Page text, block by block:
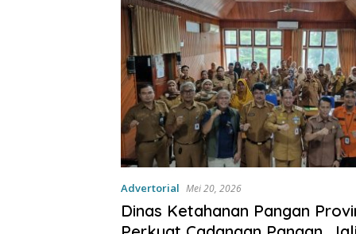
Advertorial Mei 20, 2026
Dinas Ketahanan Pangan